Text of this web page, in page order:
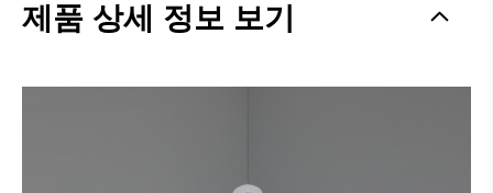
제품 상세 정보 보기